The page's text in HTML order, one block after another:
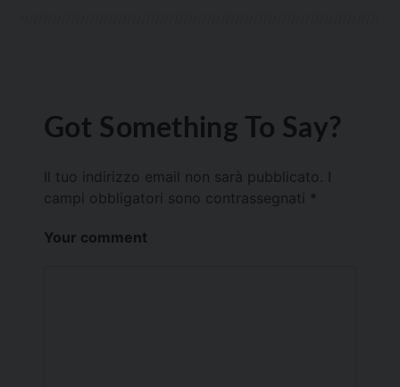
Got Something To Say?
Il tuo indirizzo email non sarà pubblicato.
campi obbligatori sono contrassegnati *
Your comment